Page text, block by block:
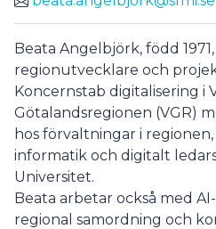
Beata Angelbjörk, född
regionutvecklare och
Koncernstab digitalisering i
Götalandsregionen (VGR)
hos förvaltningar i
informatik och digitalt
Universitet.
Beata arbetar också med
regional samordning och